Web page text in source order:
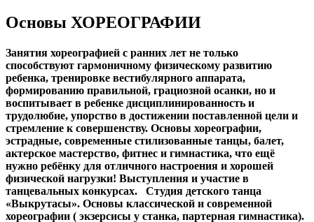
Основы ХОРЕОГРАФИИ
Занятия хореографией с ранних лет не только
способствуют гармоничному физическому развитию
ребенка, тренировке вестибулярного аппарата,
формированию правильной, грациозной осанки, но и
воспитывает в ребенке дисциплинированность и
трудолюбие, упорство в достижении поставленной цели и
стремление к совершенству. Основы хореографии,
эстрадные, современные стилизованные танцы, балет,
актерское мастерство, фитнес и гимнастика, что ещё
нужно ребёнку для отличного настроения и хорошей
физической нагрузки! Выступления и участие в
танцевальных конкурсах. Студия детского танца
«Выкрутасы». Основы классической и современной
хореографии ( экзерсисы у станка, партерная гимнастика).